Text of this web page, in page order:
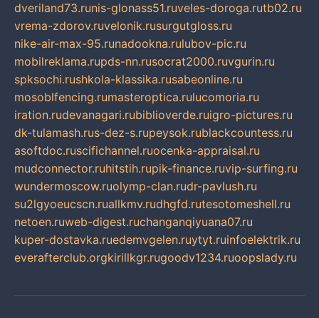
dveriland73.runis-glonass51.ruveles-doroga.rutb02.ru
vrema-zdorov.ruvelonik.rusurgutgloss.ru
nike-air-max-95.runadookna.rulubov-pic.ru
mobilreklama.rupds-nn.rusocrat2000.ruvgurin.ru
spksochi.rushkola-klassika.rusabeonline.ru
mosoblfencing.rumasteroptica.rulucomoria.ru
iration.rudevanagari.rubiblioverde.ruigro-pictures.ru
dk-tulamash.rus-dez-s.rupeysok.rublackcountess.ru
asoftdoc.ruscifichannel.ruocenka-appraisal.ru
mudconnector.ruhitstih.rupik-finance.ruvip-surfing.ru
wundermoscow.ruolymp-clan.rudr-pavlush.ru
su2lgyoeucscn.ruallkmv.rudhgfd.rutesotomeshell.ru
netoen.ruweb-digest.ruchanganqiyuana07.ru
kuper-dostavka.ruedemvgelen.ruytyt.ruinfoelektrik.ru
everafterclub.orgkirillkgr.rugoodv1234.ruoopslady.ru